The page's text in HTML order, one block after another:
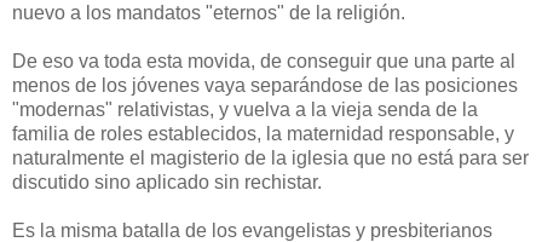
nuevo a los mandatos "eternos" de la religión.
De eso va toda esta movida, de conseguir que una parte al
menos de los jóvenes vaya separándose de las posiciones
"modernas" relativistas, y vuelva a la vieja senda de la
familia de roles establecidos, la maternidad responsable, y
naturalmente el magisterio de la iglesia que no está para ser
discutido sino aplicado sin rechistar.
Es la misma batalla de los evangelistas y presbiterianos